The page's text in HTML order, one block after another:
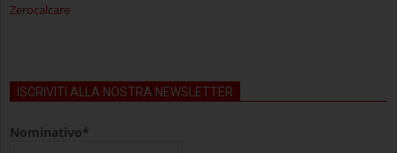
Zerocalcare
ISCRIVITI ALLA NOSTRA NEWSLETTER
Nominativo*